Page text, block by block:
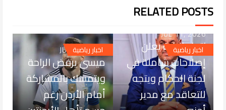
RELATED POSTS
اخبار رياضية
JUL 11, 2026
اتحاد الكرة يعلن
إصلاحات شاملة في
لجنة الحكام ويتجه
للتعاقد مع مدير
اخبار رياضية
JUN 24, 2026
ميسي يرفض الراحة
ويتمسك بالمشاركة
أمام الأردن رغم